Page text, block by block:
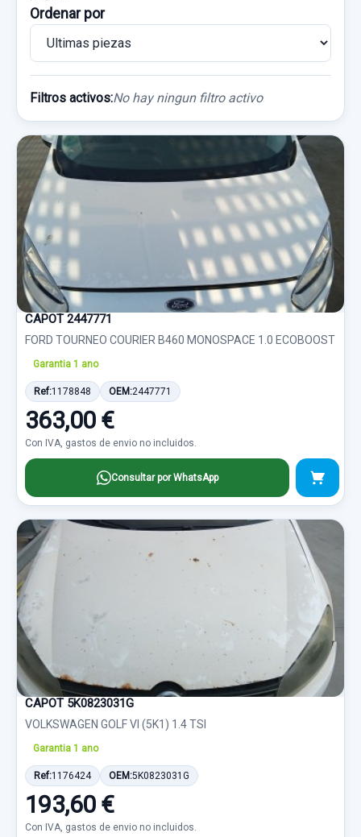
Ordenar por
Filtros activos:No hay ningun filtro activo
CAPOT 2447771
FORD TOURNEO COURIER B460 MONOSPACE 1.0 ECOBOOST
Garantia 1 ano
Ref:1178848 OEM:2447771
363,00 €
Con IVA, gastos de envio no incluidos.
Consultar por WhatsApp
CAPOT 5K0823031G
VOLKSWAGEN GOLF VI (5K1) 1.4 TSI
Garantia 1 ano
Ref:1176424 OEM:5K0823031G
193,60 €
Con IVA, gastos de envio no incluidos.